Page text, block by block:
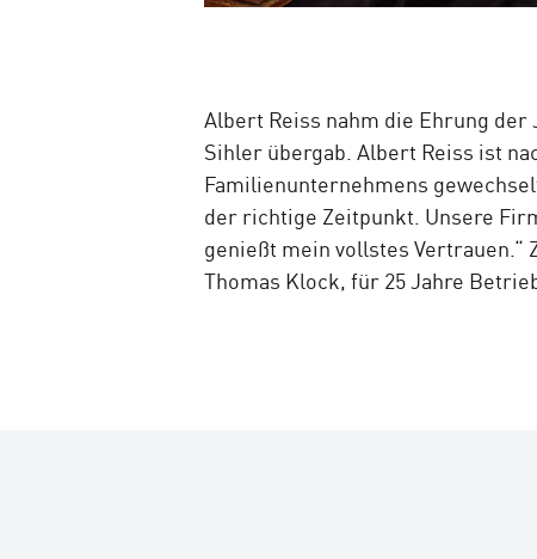
Albert Reiss nahm die Ehrung
Sihler übergab. Albert Reiss ist
Familienunternehmens
der richtige Zeitpunkt. Unsere
genießt mein vollstes
Thomas Klock, für 25 Jahre